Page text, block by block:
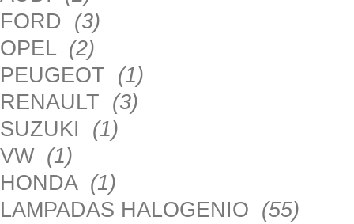
FORD (3)
OPEL (2)
PEUGEOT (1)
RENAULT (3)
SUZUKI (1)
VW (1)
HONDA (1)
LAMPADAS HALOGENIO (55)